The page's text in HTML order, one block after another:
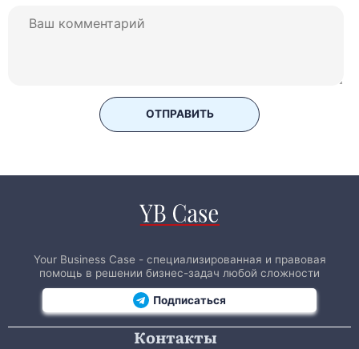
ОТПРАВИТЬ
Your Business Case - специализированная и правовая
помощь в решении бизнес-задач любой сложности
Подписаться
Контакты